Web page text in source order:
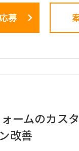
ラン策定を支援す
募
ームのカス
改善